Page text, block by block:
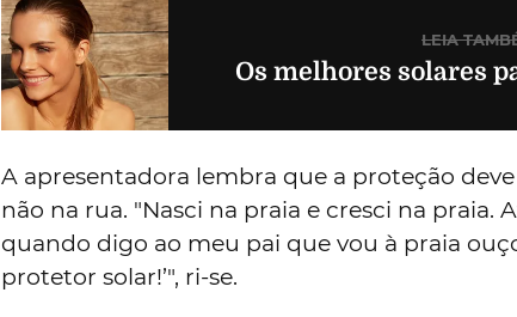
LEIA
Os melhores solares
A apresentadora lembra que a proteção
não na rua. "Nasci na praia e cresci na praia.
quando digo ao meu pai que vou à praia
protetor solar!’", ri-se.